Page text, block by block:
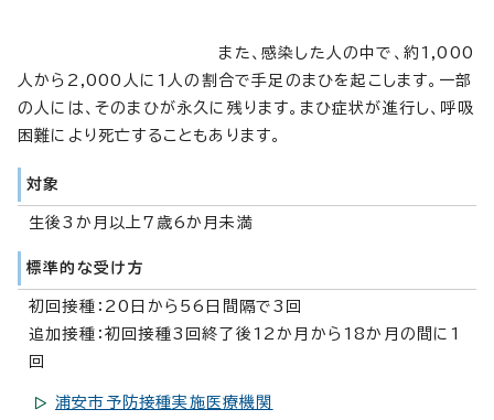
また、感染した人の中で、約1,000
人から2,000人に1人の割合で手足のまひを起こします。一部
の人には、そのまひが永久に残ります。まひ症状が進行し、呼吸
困難により死亡することもあります。
対象
生後3か月以上7歳6か月未満
標準的な受け方
初回接種：20日から56日間隔で3回
追加接種：初回接種3回終了後12か月から18か月の間に1
回
浦安市予防接種実施医療機関